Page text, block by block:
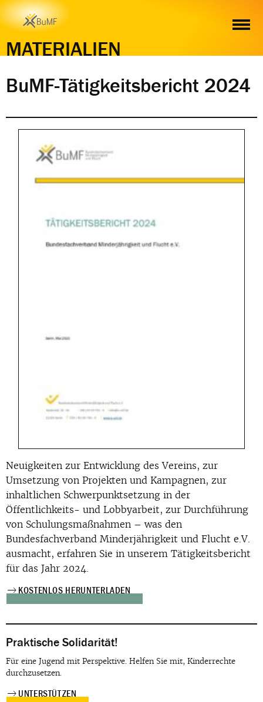
MATERIALIEN
INHALT
BuMF-Tätigkeitsbericht 2024
Neuigkeiten zur Entwicklung des Vereins, zur
Umsetzung von Projekten und Kampagnen, zur
inhaltlichen Schwerpunktsetzung in der
Öffentlichkeits- und Lobbyarbeit, zur Durchführung
von Schulungsmaßnahmen – was den
Bundesfachverband Minderjährigkeit und Flucht e.V.
ausmacht, erfahren Sie in unserem Tätigkeitsbericht
für das Jahr 2024.
KOSTENLOS HERUNTERLADEN
Praktische Solidarität!
Für eine Jugend mit Perspektive. Helfen Sie mit, Kinderrechte
durchzusetzen.
UNTERSTÜTZEN